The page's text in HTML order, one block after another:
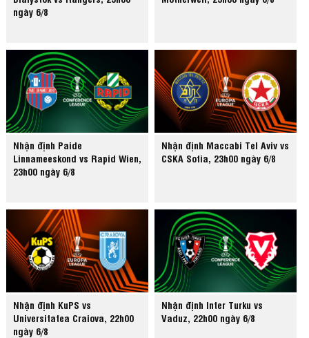
ngày 6/8
Nhận định Paide
Linnameeskond vs Rapid Wien,
23h00 ngày 6/8
Nhận định Maccabi Tel Aviv vs
CSKA Sofia, 23h00 ngày 6/8
Nhận định KuPS vs
Universitatea Craiova, 22h00
ngày 6/8
Nhận định Inter Turku vs
Vaduz, 22h00 ngày 6/8